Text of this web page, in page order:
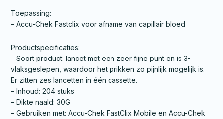
Toepassing:
– Accu-Chek Fastclix voor afname van capillair bloed
Productspecificaties:
– Soort product: lancet met een zeer fijne punt en is 3-
vlaksgeslepen, waardoor het prikken zo pijnlijk mogelijk is.
Er zitten zes lancetten in één cassette.
– Inhoud: 204 stuks
– Dikte naald: 30G
– Gebruiken met: Accu-Chek FastClix Mobile en Accu-Chek